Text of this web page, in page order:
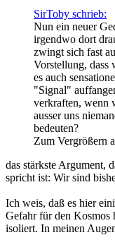
SirToby schrieb:
Nun ein neuer
irgendwo dort
zwingt sich fast
Vorstellung, dass
es auch
"Signal"
verkraften, wenn
ausser uns
bedeuten?
Zum Vergrößern
das stärkste Argument,
spricht ist: Wir sind
Ich weis, daß es hier
Gefahr für den Kosmos
isoliert. In meinen